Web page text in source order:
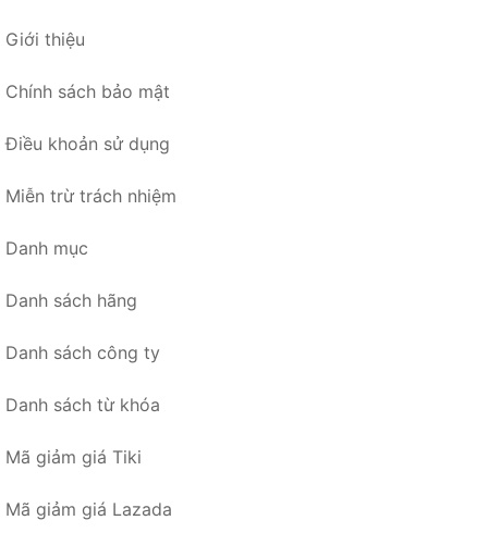
Giới thiệu
Chính sách bảo mật
Điều khoản sử dụng
Miễn trừ trách nhiệm
Danh mục
Danh sách hãng
Danh sách công ty
Danh sách từ khóa
Mã giảm giá Tiki
Mã giảm giá Lazada